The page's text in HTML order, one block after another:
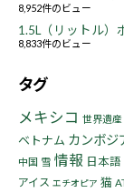
8,952件のビュー
1.5L（リットル）
8,833件のビュー
タグ
メキシコ 世界遺産
ベトナム カンボジ
中国 雪 情報 日本語
アイス エチオピア 猫